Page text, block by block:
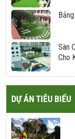
Sàn
Cho
DỰ ÁN TIÊU BIỂU